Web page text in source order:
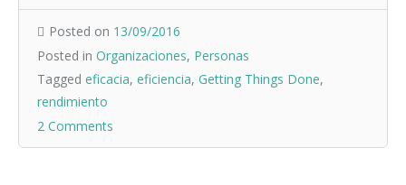
Posted on 13/09/2016
Posted in Organizaciones, Personas
Tagged eficacia, eficiencia, Getting Things Done,
rendimiento
2 Comments